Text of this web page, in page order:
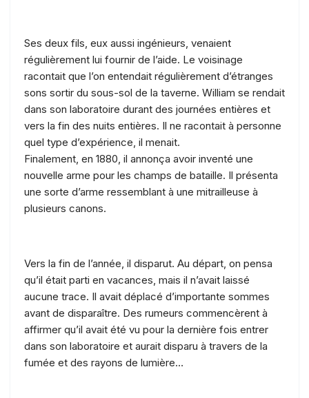
Ses deux fils, eux aussi ingénieurs, venaient
régulièrement lui fournir de l’aide. Le voisinage
racontait que l’on entendait régulièrement d’étranges
sons sortir du sous-sol de la taverne. William se rendait
dans son laboratoire durant des journées entières et
vers la fin des nuits entières. Il ne racontait à personne
quel type d’expérience, il menait.
Finalement, en 1880, il annonça avoir inventé une
nouvelle arme pour les champs de bataille. Il présenta
une sorte d’arme ressemblant à une mitrailleuse à
plusieurs canons.
Vers la fin de l’année, il disparut. Au départ, on pensa
qu’il était parti en vacances, mais il n’avait laissé
aucune trace. Il avait déplacé d’importante sommes
avant de disparaître. Des rumeurs commencèrent à
affirmer qu’il avait été vu pour la dernière fois entrer
dans son laboratoire et aurait disparu à travers de la
fumée et des rayons de lumière…